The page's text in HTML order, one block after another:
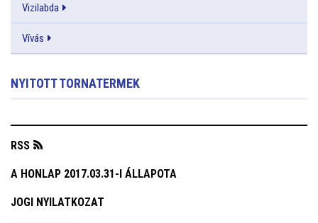
Vizilabda
Vívás
NYITOTT TORNATERMEK
RSS
A HONLAP 2017.03.31-I ÁLLAPOTA
JOGI NYILATKOZAT